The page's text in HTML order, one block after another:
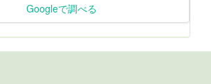
Googleで調べる